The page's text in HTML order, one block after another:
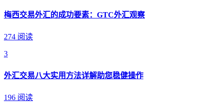
梅西交易外汇的成功要素：GTC外汇观察
274 阅读
3
外汇交易八大实用方法详解助您稳健操作
196 阅读